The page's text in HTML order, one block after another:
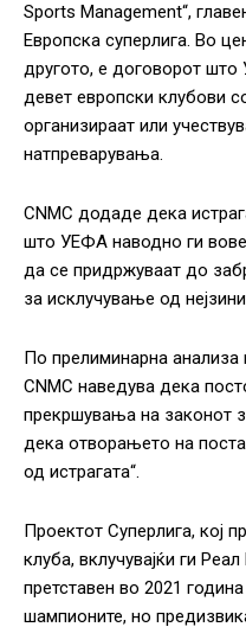
Sports Management“,
Европска суперлига. Во
другото, е договорот
девет европски клубови
организираат или
натпреварувања.
CNMC додаде дека
што УЕФА наводно ги
да се придржуваат до
за исклучување од
По прелиминарна
CNMC наведува дека
прекршувања на законот
дека отворањето на
од истрагата“.
Проектот Суперлига, кој
клуба, вклучувајќи ги
претставен во 2021
шампионите, но